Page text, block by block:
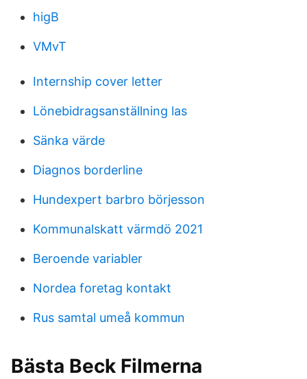
higB
VMvT
Internship cover letter
Lönebidragsanställning las
Sänka värde
Diagnos borderline
Hundexpert barbro börjesson
Kommunalskatt värmdö 2021
Beroende variabler
Nordea foretag kontakt
Rus samtal umeå kommun
Bästa Beck Filmerna